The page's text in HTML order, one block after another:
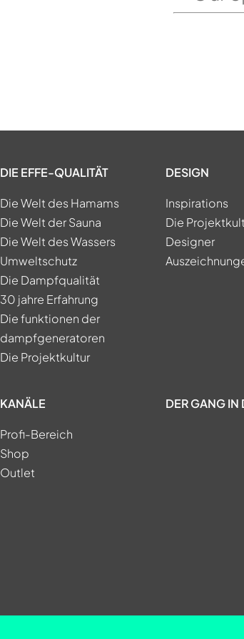
DIE EFFE-QUALITÄT
Die Welt des Hamams
Die Welt der Sauna
Die Welt des Wassers
Umweltschutz
Die Dampfqualität
30 jahre Erfahrung
Die funktionen der
dampfgeneratoren
Die Projektkultur
DESIGN
Inspirations
Die
Designer
KANÄLE
Profi-Bereich
Shop
Outlet
DER GANG IN